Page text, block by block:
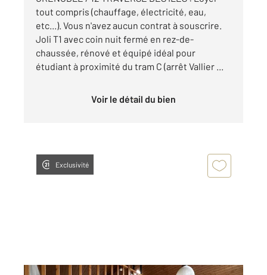
tout compris (chauffage, électricité, eau,
etc...). Vous n'avez aucun contrat à souscrire.
Joli T1 avec coin nuit fermé en rez-de-
chaussée, rénové et équipé idéal pour
étudiant à proximité du tram C (arrêt Vallier ...
Voir le détail du bien
Exclusivité